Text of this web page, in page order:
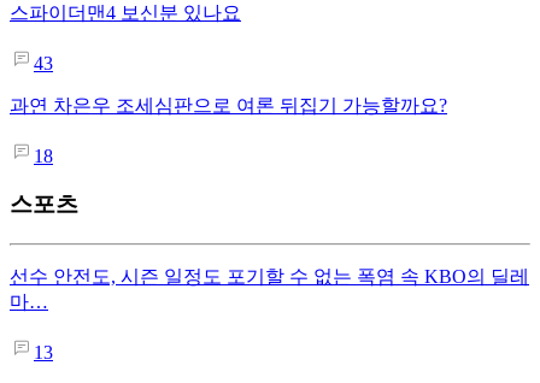
스파이더맨4 보신분 있나요
43
과연 차은우 조세심판으로 여론 뒤집기 가능할까요?
18
스포츠
선수 안전도, 시즌 일정도 포기할 수 없는 폭염 속 KBO의 딜레
마…
13